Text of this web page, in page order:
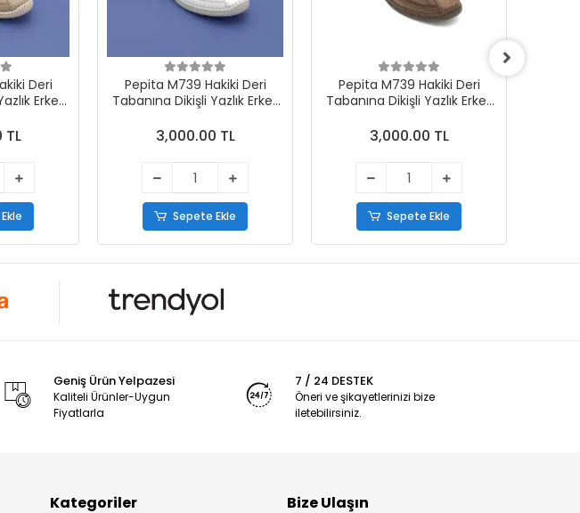
Deri
Erkek
TL
Pepita M739 Hakiki Deri
Tabanına Dikişli Yazlık Erkek
3,000.00 TL
Sepete Ekle
Pepita M739 Hakiki Deri
Tabanına Dikişli Yazlık Erkek
3,000.00 TL
Sepete Ekle
Geniş Ürün Yelpazesi
Kaliteli Ürünler-Uygun
Fiyatlarla
7 / 24 DESTEK
Öneri ve şikayetlerinizi bize
iletebilirsiniz.
Kategoriler Bize Ulaşın